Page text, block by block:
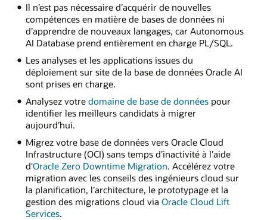
Il n’est pas nécessaire d’acquérir de nouvelles
compétences en matière de bases de données ni
d’apprendre de nouveaux langages, car Autonomous
AI Database prend entièrement en charge PL/SQL.
Les analyses et les applications issues du
déploiement sur site de la base de données Oracle AI
sont prises en charge.
Analysez votre domaine de base de donnéespour
identifier les meilleurs candidats à migrer
aujourd’hui.
Migrez votre base de données vers Oracle Cloud
Infrastructure (OCI) sans temps d’inactivité à l’aide
d'Oracle Zero Downtime Migration. Accélérez votre
migration avec les conseils des ingénieurs cloud sur
la planification, l’architecture, le prototypage et la
gestion des migrations cloud via Oracle Cloud Lift
Services.